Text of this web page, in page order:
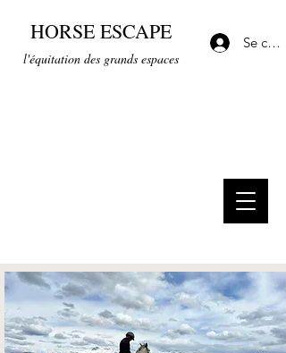
HORSE ESCAPE
l'équitation des grands espaces
Se